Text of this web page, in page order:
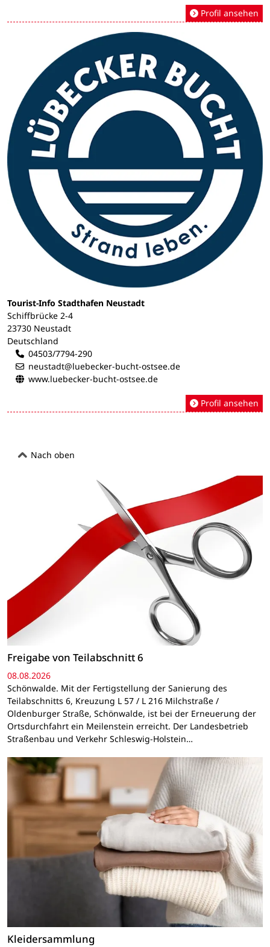
Profil ansehen
Tourist-Info Stadthafen Neustadt
Schiffbrücke 2-4
23730 Neustadt
Deutschland
04503/7794-290
neustadt@luebecker-bucht-ostsee.de
www.luebecker-bucht-ostsee.de
Profil ansehen
Nach oben
Freigabe von Teilabschnitt 6
08.08.2026
Schönwalde. Mit der Fertigstellung der Sanierung des
Teilabschnitts 6, Kreuzung L 57 / L 216 Milchstraße /
Oldenburger Straße, Schönwalde, ist bei der Erneuerung der
Ortsdurchfahrt ein Meilenstein erreicht. Der Landesbetrieb
Straßenbau und Verkehr Schleswig-Holstein…
Kleidersammlung